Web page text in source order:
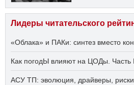
Лидеры читательского
«Облака» и ПАКи: синтез вместо
Как погодЫ влияют на ЦОДы. Часть I
АСУ ТП: эволюция, драйверы, риски